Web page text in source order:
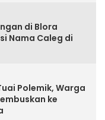
di Blora
Nama Caleg di
Polemik, Warga
ke